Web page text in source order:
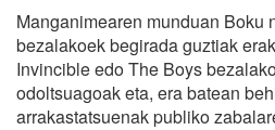
Manganimearen munduan Boku
bezalakoek begirada guztiak
Invincible edo The Boys
odoltsuagoak eta, era batean
arrakastatsuenak publiko